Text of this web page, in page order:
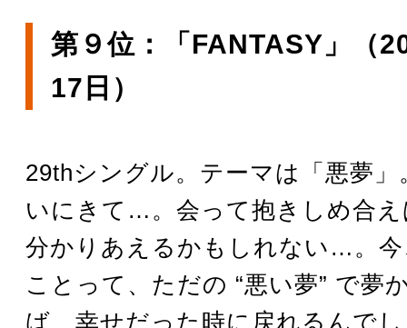
第９位：「FANTASY」（
17日）
29thシングル。テーマは「悪夢
いにきて…。会って抱きしめ合
分かりあえるかもしれない…。
ことって、ただの “悪い夢” で夢
ば、幸せだった時に戻れるんで